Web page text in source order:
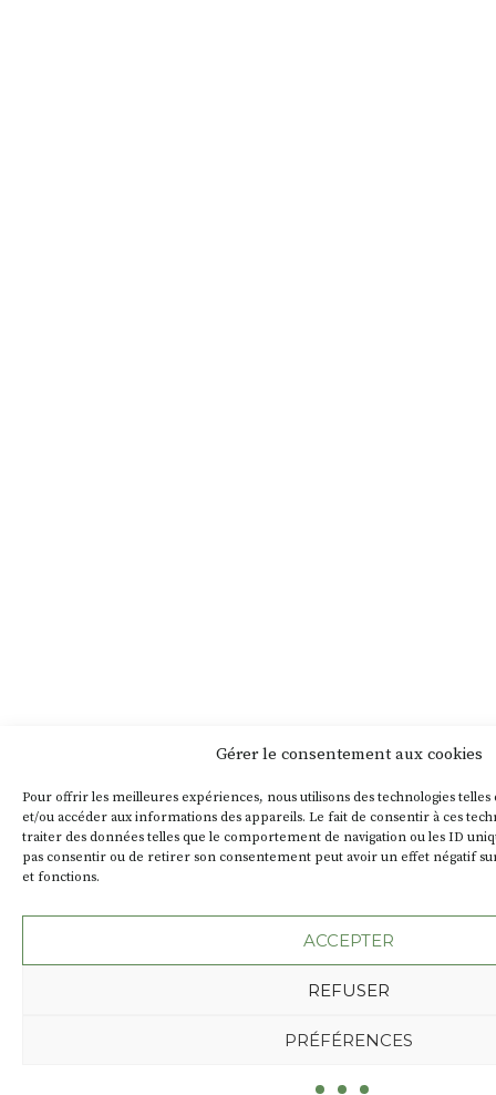
Gérer le consentement aux cookies
Pour offrir les meilleures expériences, nous utilisons des technologies telles
et/ou accéder aux informations des appareils. Le fait de consentir à ces
traiter des données telles que le comportement de navigation ou les ID
pas consentir ou de retirer son consentement peut avoir un effet négatif
et fonctions.
ACCEPTER
REFUSER
PRÉFÉRENCES